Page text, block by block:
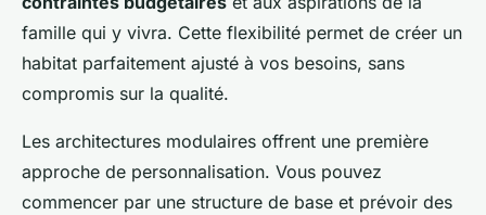
famille qui y vivra. Cette flexibilité permet de créer un
habitat parfaitement ajusté à vos besoins, sans
compromis sur la qualité.
Les architectures modulaires offrent une première
approche de personnalisation. Vous pouvez
commencer par une structure de base et prévoir des